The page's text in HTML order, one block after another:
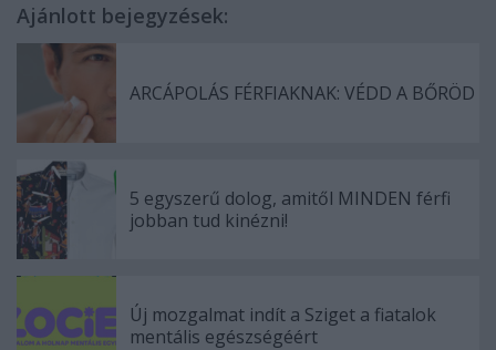
Ajánlott bejegyzések:
ARCÁPOLÁS FÉRFIAKNAK: VÉDD A BŐRÖD
5 egyszerű dolog, amitől MINDEN férfi
jobban tud kinézni!
Új mozgalmat indít a Sziget a fiatalok
mentális egészségéért